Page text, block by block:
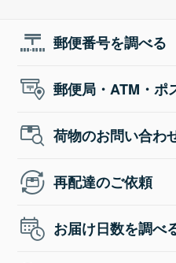
郵便番号を調べる
郵便局・ATM・ポ
荷物のお問い合わ
再配達のご依頼
お届け日数を調べ